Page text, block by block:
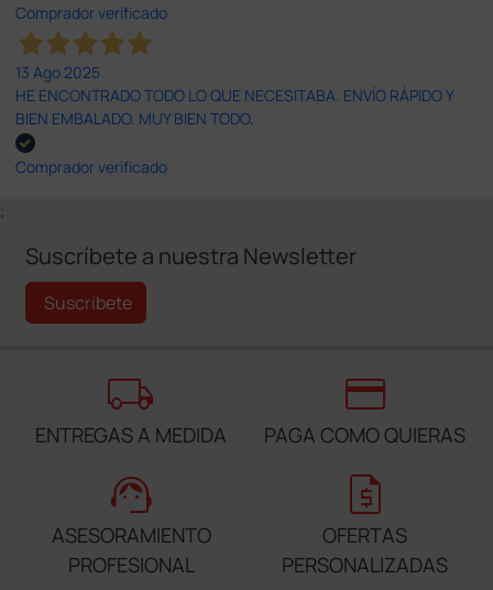
Comprador verificado
13 Ago 2025
HE ENCONTRADO TODO LO QUE NECESITABA. ENVÍO RÁPIDO Y
BIEN EMBALADO. MUY BIEN TODO.
Comprador verificado
;
Suscríbete a nuestra Newsletter
Suscríbete
local_shipping
ENTREGAS A MEDIDA
credit_card
PAGA COMO QUIERAS
support_agent
ASESORAMIENTO
PROFESIONAL
request_quote
OFERTAS
PERSONALIZADAS